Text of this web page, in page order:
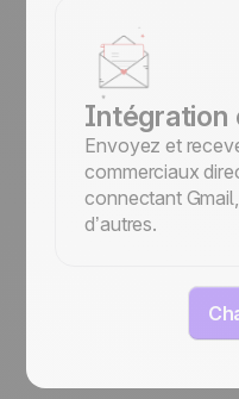
Intégration
Envoyez et
commerciaux
connectant
d’autres.